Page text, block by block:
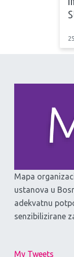
Mapa
ustanova u
adekvatnu
senzibilizirane
My Tweets